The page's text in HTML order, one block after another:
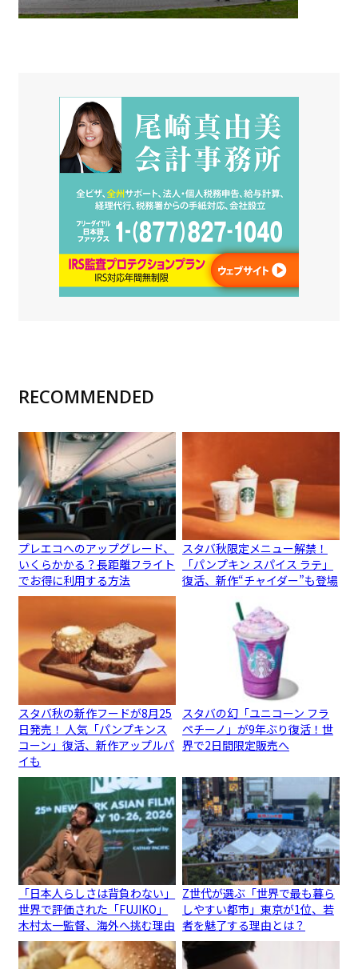
RECOMMENDED
プレエコへのアップグレード、
いくらかかる？長距離フライト
でお得に利用する方法
スタバ秋限定メニュー解禁！
「パンプキン スパイス ラテ」
復活、新作“チャイダー”も登場
スタバ秋の新作フードが8月25
日発売！ 人気「パンプキンス
コーン」復活、新作アップルパ
イも
スタバの幻「ユニコーン フラ
ペチーノ」が9年ぶり復活！世
界で2日間限定販売へ
「日本人らしさは背負わない」
世界で評価された「FUJIKO」
木村太一監督、海外へ挑む理由
Z世代が選ぶ「世界で最も暮ら
しやすい都市」東京が1位、若
者を魅了する理由とは？